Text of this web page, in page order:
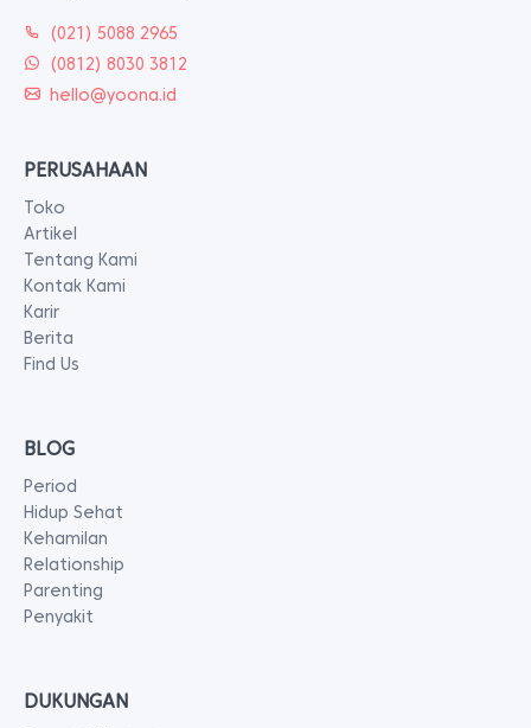
(021) 5088 2965
(0812) 8030 3812
hello@yoona.id
PERUSAHAAN
Toko
Artikel
Tentang Kami
Kontak Kami
Karir
Berita
Find Us
BLOG
Period
Hidup Sehat
Kehamilan
Relationship
Parenting
Penyakit
DUKUNGAN